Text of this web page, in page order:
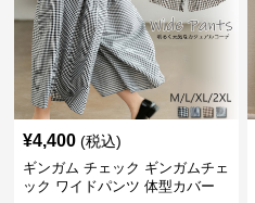
¥4,400 (税込)
ギンガム チェック ギンガムチェ
ック ワイドパンツ 体型カバー